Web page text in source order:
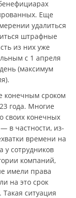
Еще
удалиться
штрафные
из них уже
с 1 апреля
(максимум
конечным сроком
года. Многие
своих конечных
в частности, из-
времени на
у сотрудников
компаний,
имели права
на это срок
ситуация